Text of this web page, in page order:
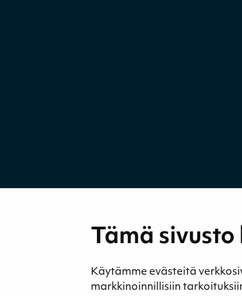
Tämä
Käytämme evästeitä
markkinoinnillisiin